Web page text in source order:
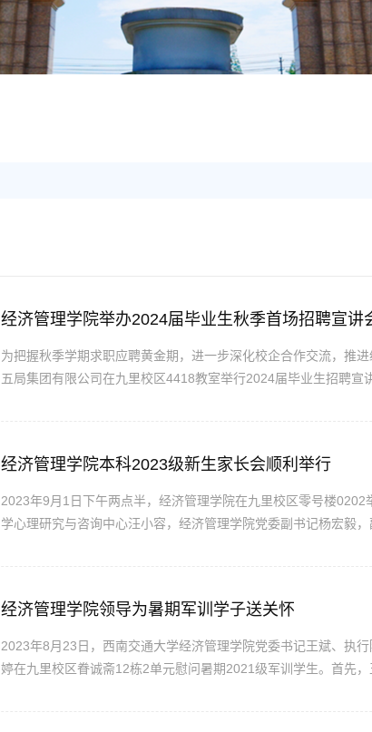
经济管理学院举办2024届毕业生秋季首场招聘宣讲
为把握秋季学期求职应聘黄金期，进一步深化校企合作交流，推
五局集团有限公司在九里校区4418教室举行2024届毕业生招聘宣
经济管理学院本科2023级新生家长会顺利举行
​2023年9月1日下午两点半，经济管理学院在九里校区零号楼
学心理研究与咨询中心汪小容，经济管理学院党委副书记杨宏毅
经济管理学院领导为暑期军训学子送关怀
2023年8月23日，西南交通大学经济管理学院党委书记王斌、执
婷在九里校区眷诚斋12栋2单元慰问暑期2021级军训学生。首先